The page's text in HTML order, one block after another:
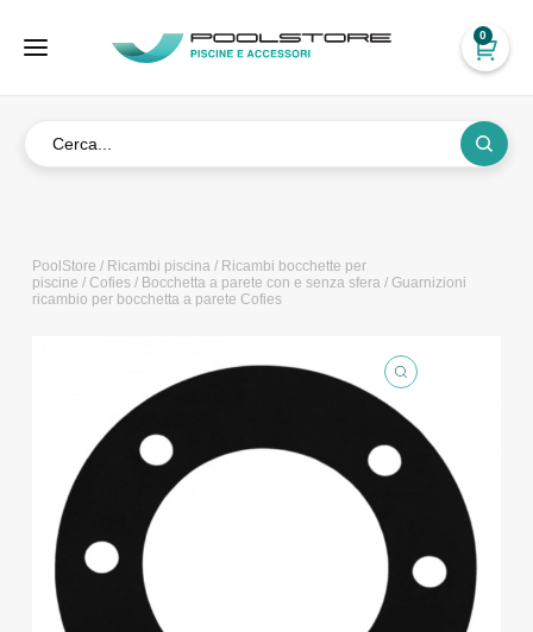
0
PoolStore / Ricambi piscina/ Ricambi bocchette per
piscine / Cofies/ Bocchetta a parete con e senza sfera/ Guarnizioni
ricambio per bocchetta a parete Cofies